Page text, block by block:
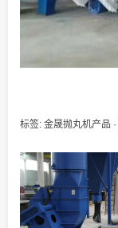
标签: 金晟抛丸机产品 ·